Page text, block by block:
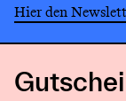
Hier den